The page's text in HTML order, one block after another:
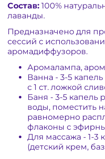
Состав: 100%
лаванды.
Предназначено для
сессий с
аромадиффузоров.
Аромалампа,
Ванна - 3-5
с 1 ст. ложкой
Баня - 3-5 капель
воды, поместить
равномерно
флаконы с
Для массажа - 1-3
(детский крем,